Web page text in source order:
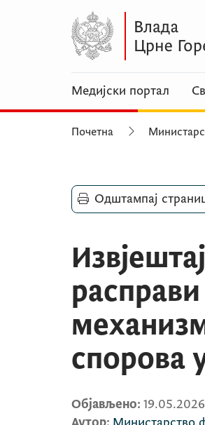
Медијски портал
Почетна
Одштампај
спорова
Објављено: